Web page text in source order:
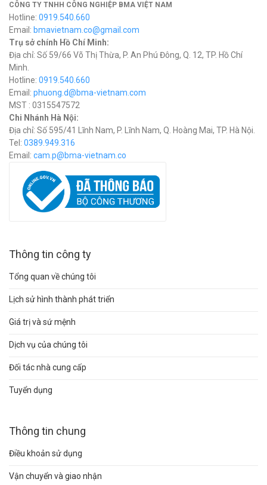
CÔNG TY TNHH CÔNG NGHIỆP BMA VIỆT NAM
Hotline: 0919.540.660
Email: bmavietnam.co@gmail.com
Trụ sở chính Hồ Chí Minh:
Địa chỉ: Số 59/66 Võ Thị Thừa, P. An Phú Đông, Q. 12, TP. Hồ Chí
Minh.
Hotline: 0919.540.660
Email: phuong.d@bma-vietnam.com
MST : 0315547572
Chi Nhánh Hà Nội:
Địa chỉ: Số 595/41 Lĩnh Nam, P. Lĩnh Nam, Q. Hoàng Mai, TP. Hà Nội.
Tel: 0389.949.316
Email: cam.p@bma-vietnam.co
Thông tin công ty
Tổng quan về chúng tôi
Lịch sử hình thành phát triển
Giá trị và sứ mệnh
Dịch vụ của chúng tôi
Đối tác nhà cung cấp
Tuyển dụng
Thông tin chung
Điều khoản sử dụng
Vận chuyển và giao nhận